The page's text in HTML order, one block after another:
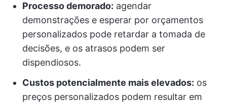
Processo demorado: agendar
demonstrações e esperar por orçamentos
personalizados pode retardar a tomada de
decisões, e os atrasos podem ser
dispendiosos.
Custos potencialmente mais elevados: os
preços personalizados podem resultar em